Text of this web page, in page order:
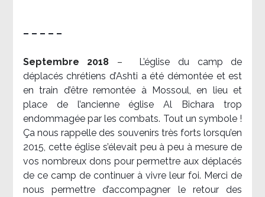
– – – – –
Septembre 2018 –
L’église du camp de
déplacés chrétiens d’Ashti a été démontée et est
en train d’être remontée à Mossoul, en lieu et
place de l’ancienne église Al Bichara trop
endommagée par les combats. Tout un symbole !
Ça nous rappelle des souvenirs très forts lorsqu’en
2015, cette église s’élevait peu à peu à mesure de
vos nombreux dons pour permettre aux déplacés
de ce camp de continuer à vivre leur foi. Merci de
nous permettre d’accompagner le retour des